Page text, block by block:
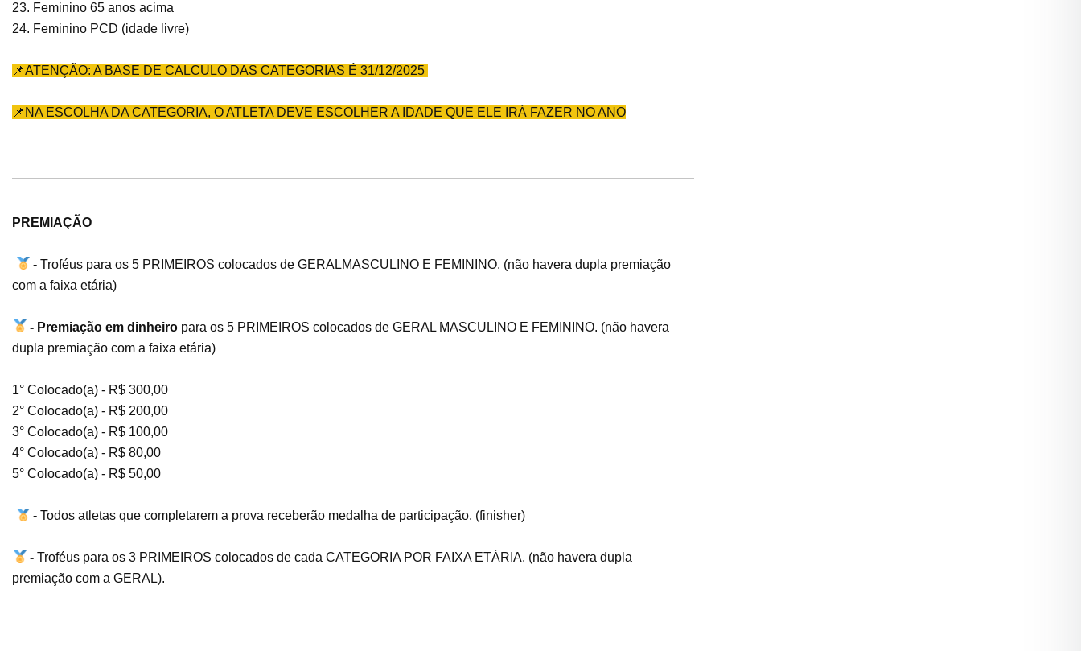
23. Feminino 65 anos acima
24. Feminino PCD (idade livre)
📌ATENÇÃO: A BASE DE CALCULO DAS CATEGORIAS É 31/12/2025
📌 NA ESCOLHA DA CATEGORIA, O ATLETA DEVE ESCOLHER A IDADE QUE ELE IRÁ FAZER NO ANO
PREMIAÇÃO
-Troféus para os 5 PRIMEIROS colocados de GERALMASCULINO E FEMININO. (não havera dupla premiação
com a faixa etária)
- Premiação em dinheiro para os 5 PRIMEIROS colocados de GERAL MASCULINO E FEMININO. (não havera
dupla premiação com a faixa etária)
1° Colocado(a) - R$ 300,00
2° Colocado(a) - R$ 200,00
3° Colocado(a) - R$ 100,00
4° Colocado(a) - R$ 80,00
5° Colocado(a) - R$ 50,00
-Todos atletas que completarem a prova receberão medalha de participação. (finisher)
-Troféus para os 3 PRIMEIROS colocados de cada CATEGORIA POR FAIXA ETÁRIA. (não havera dupla
premiação com a GERAL).